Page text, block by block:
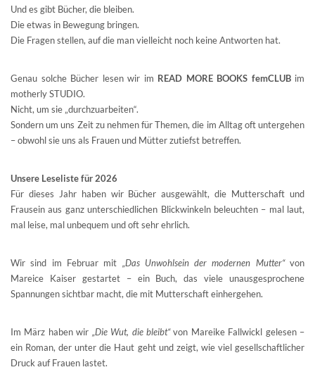
Und es gibt Bücher, die bleiben.
Die etwas in Bewegung bringen.
Die Fragen stellen, auf die man vielleicht noch keine Antworten hat.
Genau solche Bücher lesen wir im READ MORE BOOKS femCLUBim
motherly STUDIO.
Nicht, um sie „durchzuarbeiten“.
Sondern um uns Zeit zu nehmen für Themen, die im Alltag oft untergehen
– obwohl sie uns als Frauen und Mütter zutiefst betreffen.
Unsere Leseliste für 2026
Für dieses Jahr haben wir Bücher ausgewählt, die Mutterschaft und
Frausein aus ganz unterschiedlichen Blickwinkeln beleuchten – mal laut,
mal leise, mal unbequem und oft sehr ehrlich.
Wir sind im Februar mit „Das Unwohlsein der modernen Mutter“von
Mareice Kaiser gestartet – ein Buch, das viele unausgesprochene
Spannungen sichtbar macht, die mit Mutterschaft einhergehen.
Im März haben wir „Die Wut, die bleibt“von Mareike Fallwickl gelesen –
ein Roman, der unter die Haut geht und zeigt, wie viel gesellschaftlicher
Druck auf Frauen lastet.